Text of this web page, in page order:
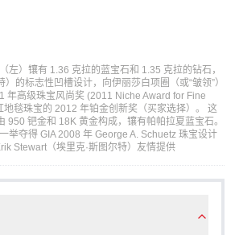
左）镶有 1.36 克拉的蓝宝石和 1.35 克拉的钻石，
的标志性凹槽设计，向伊丽莎白项圈（或“皱领”）
年高级珠宝风尚奖 (2011 Niche Award for Fine
毯珠宝的 2012 年铂金创新奖（买家选择）。 这
950 钯金和 18K 黄金构成，镶有帕帕拉夏蓝宝石。
举夺得 GIA 2008 年 George A. Schuetz 珠宝设计
Stewart（埃里克·斯图尔特）友情提供